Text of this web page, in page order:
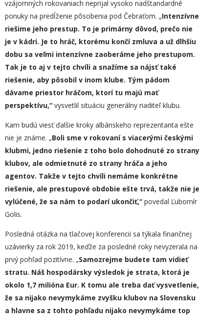
vzájomných rokovaniach neprijal vysoko nadštandardné
ponuky na predĺženie pôsobenia pod Čebraťom. „Intenzívne
riešime jeho prestup. To je primárny dôvod, prečo nie
je v kádri. Je to hráč, ktorému končí zmluva a už dlhšiu
dobu sa veľmi intenzívne zaoberáme jeho prestupom.
Tak je to aj v tejto chvíli a snažíme sa nájsť také
riešenie, aby pôsobil v inom klube. Tým pádom
dávame priestor hráčom, ktorí tu majú mať
perspektívu,“ vysvetlil situáciu generálny riaditeľ klubu.
Kam budú viesť ďalšie kroky albánskeho reprezentanta ešte
nie je známe. „Boli sme v rokovaní s viacerými českými
klubmi, jedno riešenie z toho bolo dohodnuté zo strany
klubov, ale odmietnuté zo strany hráča a jeho
agentov. Takže v tejto chvíli nemáme konkrétne
riešenie, ale prestupové obdobie ešte trvá, takže nie je
vylúčené, že sa nám to podarí ukončiť,“ povedal Ľubomír
Golis.
Posledná otázka na tlačovej konferencii sa týkala finančnej
uzávierky za rok 2019, keďže za posledné roky nevyzerala na
prvý pohľad pozitívne. „Samozrejme budete tam vidieť
stratu. Náš hospodársky výsledok je strata, ktorá je
okolo 1,7 milióna Eur. K tomu ale treba dať vysvetlenie,
že sa nijako nevymykáme zvyšku klubov na Slovensku
a hlavne sa z tohto pohľadu nijako nevymykáme top